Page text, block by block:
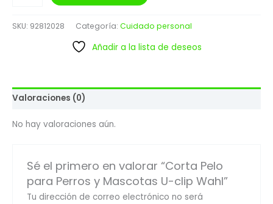
SKU: 92812028 Categoría: Cuidado personal
Añadir a la lista de deseos
Valoraciones (0)
No hay valoraciones aún.
Sé el primero en valorar “Corta Pelo
para Perros y Mascotas U-clip Wahl”
Tu dirección de correo electrónico no será